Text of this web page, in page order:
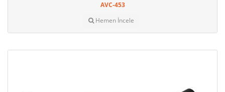
AVC-453
Hemen İncele